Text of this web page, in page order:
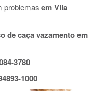
problemas em Vila
de caça vazamento em
3780
1000